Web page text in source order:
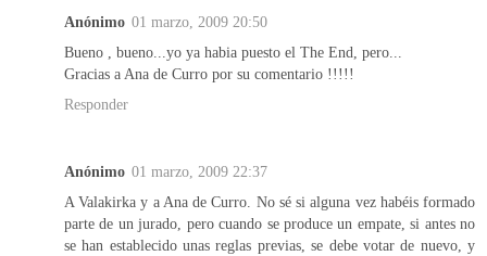
Anónimo 01 marzo, 2009 20:50
Bueno , bueno...yo ya habia puesto el The End, pero...
Gracias a Ana de Curro por su comentario !!!!!
Responder
Anónimo 01 marzo, 2009 22:37
A Valakirka y a Ana de Curro. No sé si alguna vez habéis formado
parte de un jurado, pero cuando se produce un empate, si antes no
se han establecido unas reglas previas, se debe votar de nuevo, y